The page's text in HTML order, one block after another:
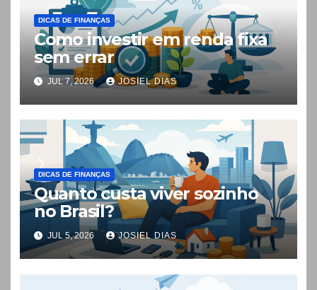
DICAS DE FINANÇAS
Como investir em renda fixa
sem errar
JUL 7, 2026 JOSIEL DIAS
DICAS DE FINANÇAS
Quanto custa viver sozinho
no Brasil?
JUL 5, 2026 JOSIEL DIAS